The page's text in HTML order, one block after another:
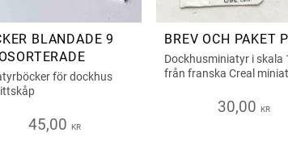
BLANDADE 9
för dockhus
45,00 KR
BREV OCH PAKET
Dockhusminiatyr i skala
från franska Creal
30,00 KR